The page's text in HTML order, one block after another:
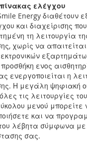
ελέγχου
Energy διαθέτουν
και διαχείρισης
τη λειτουργία
χωρίς να
ενος
ενεργοποιείται η
Η μεγάλη ψηφιακή
τις λειτουργίες
μενού μπορείτε
και να
λέβητα σύμφωνα με
σας.